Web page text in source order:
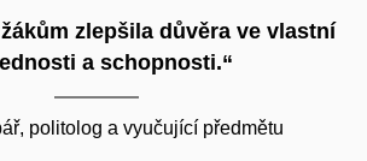
zlepšila důvěra ve vlastní
a schopnosti.“
politolog a vyučující předmětu